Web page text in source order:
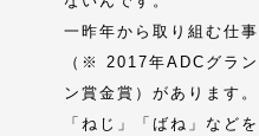
一昨年から取り組む仕
（※ 2017年ADCグラ
ン賞金賞）があります。
「ねじ」「ばね」など